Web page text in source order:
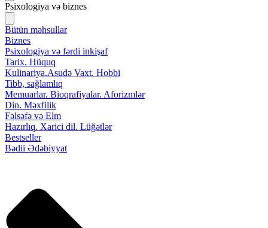
Psixologiya və biznes
Bütün məhsullar
Biznes
Psixologiya və fərdi inkişaf
Tarix. Hüquq
Kulinariya.Asudə Vaxt. Hobbi
Tibb, sağlamlıq
Memuarlar. Bioqrafiyalar. Aforizmlər
Din. Məxfilik
Fəlsəfə və Elm
Hazırlıq. Xarici dil. Lüğətlər
Bestseller
Bədii Ədəbiyyat